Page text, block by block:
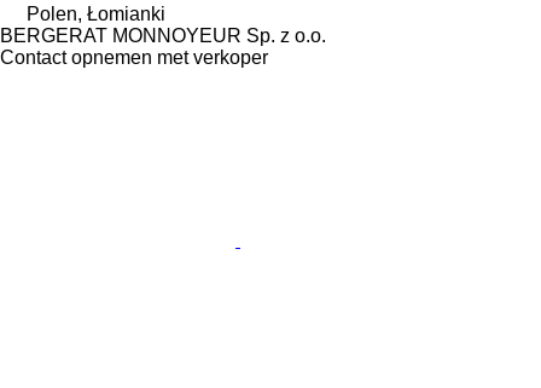
Polen, Łomianki
BERGERAT MONNOYEUR Sp. z o.o.
Contact opnemen met verkoper